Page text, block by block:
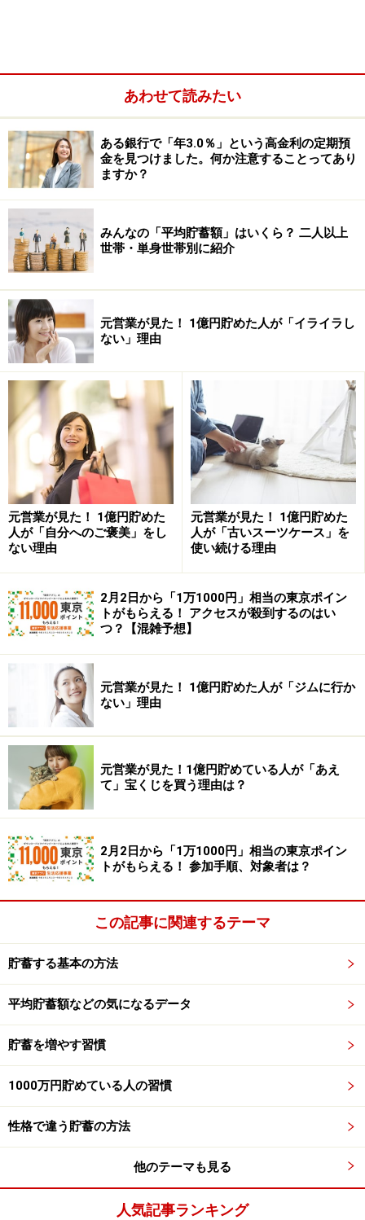
とくに、都市部に住んでいる方は、共働きをしている家
庭は一般的です。ここ数十年で、家賃が高騰したことも
あり、普通の暮らしをするのに必要なお金が増えている
からです。
だから、一昔前のような「男性が出稼ぎに出かける」
「女性は家を守る」といった役割分担だけでは、上手く
いかなくなってきたと考えておいてよいでしょう。男性
も家事を行い、女性も働く。そうやって共働きをして暮
らす方が、よほど現実的です。
世帯所得を増やす作戦2：パートナーの転職
を手伝う
検討すべき2つ目は、「パートナーの転職を手伝う」と
いう方法です。仮にあなたのパートナー（もしくは、あ
収入を増やす確実な方法は3種類しかありません。
プル大学の研究(2)によれば、収入を大きく左右するのは
「職業」「教育」「住んでいる場所」の3つ
か。このうち、「教育」は実をつけるまで時間がかかり
ます。
それに「住んでいる場所」を変えるのもお金と時間がか
かります。ですから、てっとり早く所得を増やしたいの
であれば、パートナーか自分の転職を検討する
でしょう。
なお、転職先が見つからないまま退職をすると、次の働
き口が見つかるまで無収入が続きます。時間制限がある
うえ、焦りも生じるでしょう。そのせいで、短絡的に転
ら、 「退職は転職先が見つかった後にする」
のがよいで
しょう。
転職先の探し方としては、
「女性が活躍している企業」
や「離職率の低い会社」を探すのがよいでしょう。こう
いった企業は業績の伸びが良く、成長性が高い(3)(4)こと
が分かっています。それに、働きやすい環境であること
も期待できますから、まずはこの2点を意識するとよい
あわせて読みたい
ある銀行で「年3.0％」という高金利の定期預
金を見つけました。何か注意することってあり
ますか？
みんなの「平均貯蓄額」はいくら？ 二人以上
世帯・単身世帯別に紹介
元営業が見た！ 1億円貯めた人が「イライラし
ない」理由
元営業が見た！ 1億円貯めた
人が「自分へのご褒美」をし
ない理由
元営業が見た！ 1億円貯めた
人が「古いスーツケース」を
使い続ける理由
2月2日から「1万1000円」相当の東京ポイン
トがもらえる！ アクセスが殺到するのはい
つ？【混雑予想】
元営業が見た！ 1億円貯めた人が「ジムに行か
ない」理由
元営業が見た！1億円貯めている人が「あえ
て」宝くじを買う理由は？
2月2日から「1万1000円」相当の東京ポイン
トがもらえる！ 参加手順、対象者は？
この記事に関連するテーマ
貯蓄する基本の方法
平均貯蓄額などの気になるデータ
貯蓄を増やす習慣
1000万円貯めている人の習慣
性格で違う貯蓄の方法
他のテーマも見る
人気記事ランキング